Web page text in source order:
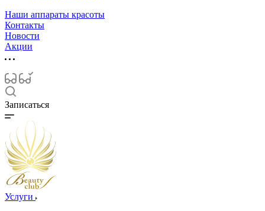
Наши аппараты красоты
Контакты
Новости
Акции
Записаться
Услуги